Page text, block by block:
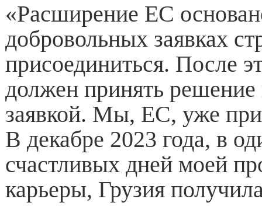
«Расширение ЕС
добровольных заявках
присоединиться. После
должен принять решение
заявкой. Мы, ЕС, уже
В декабре 2023 года, в
счастливых дней моей
карьеры, Грузия